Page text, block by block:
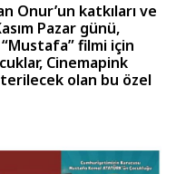
Onur’un katkıları ve
Pazar günü,
filmi için
Cinemapink
olan bu özel